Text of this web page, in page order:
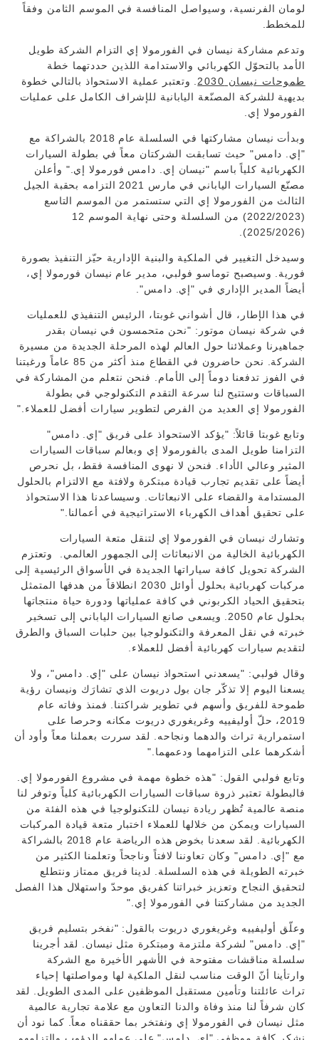
لومان الفرنسية، وسيواصل المنافسة في الموسم الثامن وفقاً
للمخطط.
وتدعم مشاركة نيسان في الفورمولا إي التزام الشركة طويل
الأمد بالتحوّل الكهربائي والاستدامة اللذين حددتهما خطة
طموحات نيسان 2030
. وتعتبر عملية الاستحواذ بالتالي خطوة
بديهية للشركة المصنّعة اليابانية للإشراف الكامل على عمليات
الفورمولا إي.
وبدأت نيسان مشاركتها في السلسلة عام 2018 بالشراكة مع
"إي. دامس" حيث تسابقت الشركتان معاً في بطولة السيارات
الكهربائية كلياً باسم "نيسان إي. دامس فورمولا إي." وأعلن
مصنّع السيارات الياباني في مارس 2021 التزامه بحقبة الجيل
الثالث من الفورمولا إي التي ستستمر من الموسم التاسع
(2022/2023) من السلسلة وحتى نهاية الموسم 12
(2025/2026).
وسيدخل التغيير في الملكية والبنية الإدارية حيّز التنفيذ بصورة
فورية. وسيصبح توماسو فولبي، مدير عام نيسان فورمولا إي،
أيضاً المدير الإداري في "إي. دامس".
في هذا الإطار، قال أشواني غوبتا، الرئيس التنفيذي للعمليات
في شركة نيسان موتور: "نحن متحمسون في نيسان بقدر
جماهيرنا وعملائنا حول العالم لهذه المرحلة الجديدة من مسيرة
الشركة. نحن حاضرون في القطاع منذ أكثر من 85 عاماً ورغبتنا
في الفوز تدفعنا دوماً إلى الأمام. فنحن نتعلم من المشاركة في
السباقات وستتيح لنا سرعة التقدم التكنولوجي في بطولة
الفورمولا إي العديد من الفرص لتطوير سيارات أفضل للعملاء."
وتابع غوبتا قائلاً: "يؤكد الاستحواذ على فريق "إي. دامس"
التزامنا طويل المدى بالفورمولا إي وبعالم سباقات السيارات
المثير وعالي الأداء. فنحن لا نهوى المنافسة فقط، بل نحرص
أيضاً على تقديم تجارب قيادة مبتكرة ولافتة مع الالتزام بالحلول
المستدامة والقضاء على الانبعاثات. وسيساعدنا هذا الاستحواذ
على تحقيق أهداف الكهرباء الاستراتيجية في أعمالنا."
وتشارك نيسان في الفورمولا إي لتنقل متعة السيارات
الكهربائية الخالية من الانبعاثات إلى الجمهور العالمي. وتعتزم
الشركة تحويل كافة سياراتها الجديدة في الأسواق الرئيسية إلى
مركبات كهربائية بحلول أوائل 2030 انطلاقاً من هدفها المتمثل
بتحقيق الحياد الكربوني في كافة عملياتها ودورة حياة منتجاتها
بحلول عام 2050. ويسعى صانع السيارات الياباني إلى تسخير
خبرته في نقل المعرفة والتكنولوجيا بين حلبات السباق والطرق
لتقديم سيارات كهربائية أفضل للعملاء.
وقال فولبي: "يسعدني استحواذ نيسان على "إي. دامس"، ولا
يسعنا اليوم إلا تذكّر جان بول دريوت الذي تشارَك ونيسان رؤية
طموحة للفريق وأسهم في تطوير شراكتنا. فمنذ وفاته عام
2019، حلّ أوليفييه وغريغوري دريوت مكانه وحرصا على
استمرارية تراث والدهما ونجاحه. لقد سررت بعملنا معاً وأود أن
أشكرهما على التزامهما ودعمهما."
وتابع فولبي القول: "هذه خطوة مهمة في مشروع الفورمولا إي.
فالبطولة تعتبر ذروة سباقات السيارات الكهربائية كلياً وتوفر لنا
منصة عالمية تُظهر ريادة نيسان للتكنولوجيا في هذه الفئة من
السيارات ويمكن من خلالها للعملاء اختبار متعة قيادة المركبات
الكهربائية. لقد سعدنا بخوض هذه الرياضة عام 2018 بالشراكة
مع "إي. دامس" وكان تعاوننا لافتاً وناجحاً وتعلمنا الكثير من
خبرته الطويلة في هذه السلسلة. لدينا فريق ممتاز ونتطلع
لتحقيق النجاح وتعزيز خبراتنا كفريق موحدّ واستهلال هذا الفصل
الجديد من مشاركتنا في الفورمولا إي."
وعلّق أوليفييه وغريغوري دريوت بالقول: "نفخر بتسليم فريق
"إي. دامس" لشركة ملتزمة ومبتكرة مثل نيسان. لقد أجرينا
سلسلة مناقشات مفتوحة في الأشهر الأخيرة مع الشركة
وارتأينا أنّ الوقت مناسب لنقل الملكية لها ومواصلتها إحياء
تراث عائلتنا وتأمين مستقبل الموظفين على المدى الطويل. لقد
كان شرفاً لنا منذ وفاة والدنا التعاون مع علامة تجارية عالمية
مثل نيسان في الفورمولا إي ونفتخر بما حققناه معاً. كما نود أن